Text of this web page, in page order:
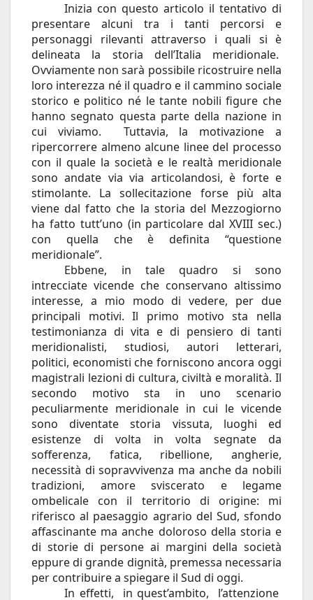
Inizia con questo articolo il tentativo di
presentare alcuni tra i tanti percorsi e
personaggi rilevanti attraverso i quali si è
delineata la storia dell’Italia meridionale.
Ovviamente non sarà possibile ricostruire nella
loro interezza né il quadro e il cammino sociale
storico e politico né le tante nobili figure che
hanno segnato questa parte della nazione in
cui viviamo. Tuttavia, la motivazione a
ripercorrere almeno alcune linee del processo
con il quale la società e le realtà meridionale
sono andate via via articolandosi, è forte e
stimolante. La sollecitazione forse più alta
viene dal fatto che la storia del Mezzogiorno
ha fatto tutt’uno (in particolare dal XVIII sec.)
con quella che è definita “questione
meridionale”.
Ebbene, in tale quadro si sono
intrecciate vicende che conservano altissimo
interesse, a mio modo di vedere, per due
principali motivi. Il primo motivo sta nella
testimonianza di vita e di pensiero di tanti
meridionalisti, studiosi, autori letterari,
politici, economisti che forniscono ancora oggi
magistrali lezioni di cultura, civiltà e moralità. Il
secondo motivo sta in uno scenario
peculiarmente meridionale in cui le vicende
sono diventate storia vissuta, luoghi ed
esistenze di volta in volta segnate da
sofferenza, fatica, ribellione, angherie,
necessità di sopravvivenza ma anche da nobili
tradizioni, amore sviscerato e legame
ombelicale con il territorio di origine: mi
riferisco al paesaggio agrario del Sud, sfondo
affascinante ma anche doloroso della storia e
di storie di persone ai margini della società
eppure di grande dignità, premessa necessaria
per contribuire a spiegare il Sud di oggi.
In effetti, in quest’ambito, l’attenzione